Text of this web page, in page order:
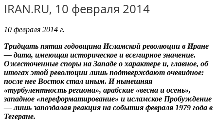
IRAN.RU, 10 февраля 2014
10 февраля 2014 г.
Тридцать пятая годовщина Исламской революции в Иране
— дата, имеющая историческое и всемирное значение.
Ожесточенные споры на Западе о характере и, главное, об
итогах этой революции лишь подтверждают очевидное:
после нее Восток стал иным. И нынешняя
«турбулентность региона», арабские «весна и осень»,
западное «переформатирование» и исламское Пробуждение
— лишь запоздалая реакция на события февраля 1979 года в
Тегеране.